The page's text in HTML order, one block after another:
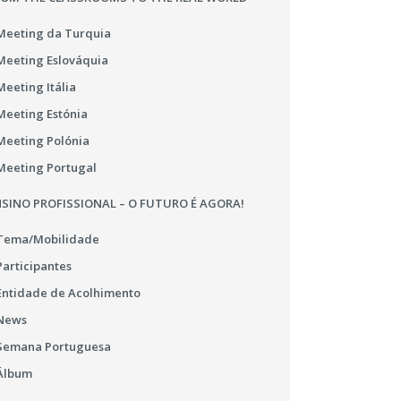
da Turquia
Eslováquia
Itália
Estónia
Polónia
Portugal
PROFISSIONAL – O FUTURO É AGORA!
Mobilidade
de Acolhimento
Portuguesa